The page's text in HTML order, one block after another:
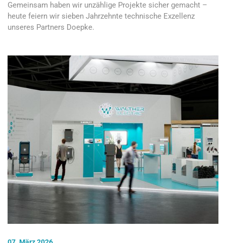
Gemeinsam haben wir unzählige Projekte sicher gemacht –
heute feiern wir sieben Jahrzehnte technische Exzellenz
unseres Partners Doepke.